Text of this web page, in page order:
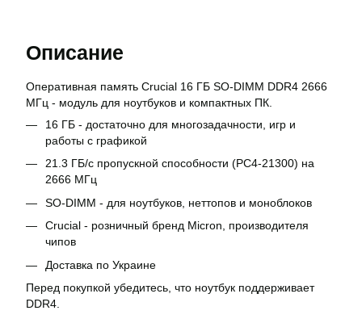
Описание
Оперативная память Crucial 16 ГБ SO-DIMM DDR4 2666
МГц - модуль для ноутбуков и компактных ПК.
16 ГБ - достаточно для многозадачности, игр и
работы с графикой
21.3 ГБ/с пропускной способности (PC4-21300) на
2666 МГц
SO-DIMM - для ноутбуков, неттопов и моноблоков
Crucial - розничный бренд Micron, производителя
чипов
Доставка по Украине
Перед покупкой убедитесь, что ноутбук поддерживает
DDR4.